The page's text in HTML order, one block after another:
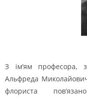
З ім’ям професора,
Альфреда
флориста